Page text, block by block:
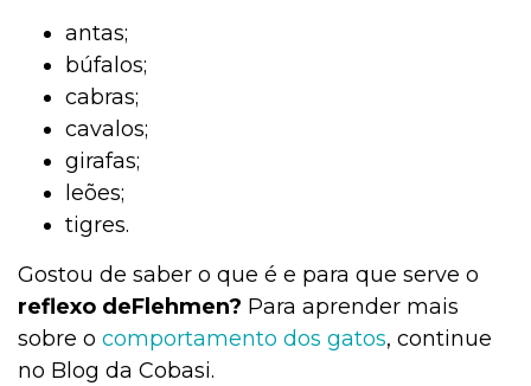
antas;
búfalos;
cabras;
cavalos;
girafas;
leões;
tigres.
Gostou de saber o que é e para que serve o
reflexo deFlehmen? Para aprender mais
sobre o comportamento dos gatos, continue
no Blog da Cobasi.